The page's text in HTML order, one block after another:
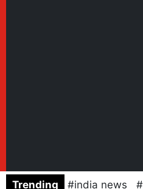
Trending india news